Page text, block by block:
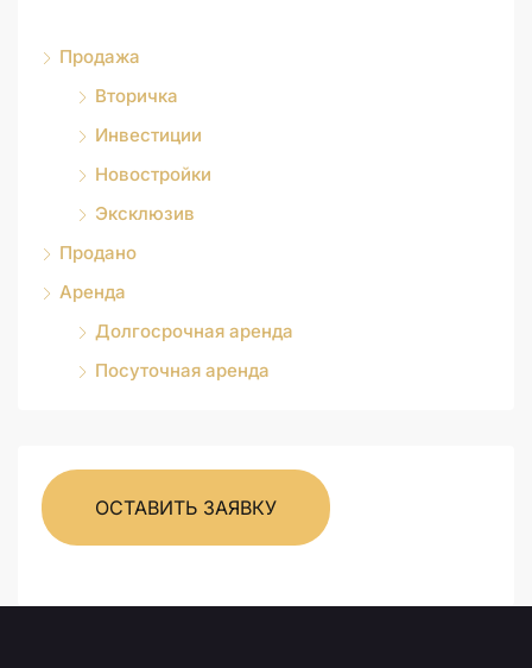
Продажа
Вторичка
Инвестиции
Новостройки
Эксклюзив
Продано
Аренда
Долгосрочная аренда
Посуточная аренда
ОСТАВИТЬ ЗАЯВКУ